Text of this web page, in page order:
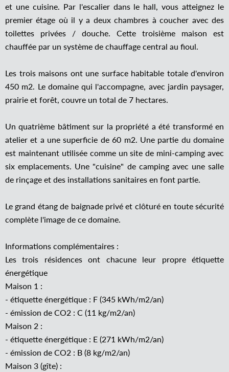
et une cuisine. Par l'escalier dans le hall, vous atteignez le
premier étage où il y a deux chambres à coucher avec des
toilettes privées / douche. Cette troisième maison est
chauffée par un système de chauffage central au fioul.
Les trois maisons ont une surface habitable totale d'environ
450 m2. Le domaine qui l'accompagne, avec jardin paysager,
prairie et forêt, couvre un total de 7 hectares.
Un quatrième bâtiment sur la propriété a été transformé en
atelier et a une superficie de 60 m2. Une partie du domaine
est maintenant utilisée comme un site de mini-camping avec
six emplacements. Une "cuisine" de camping avec une salle
de rinçage et des installations sanitaires en font partie.
Le grand étang de baignade privé et clôturé en toute sécurité
complète l'image de ce domaine.
Informations complémentaires :
Les trois résidences ont chacune leur propre étiquette
énergétique
Maison 1 :
- étiquette énergétique : F (345 kWh/m2/an)
- émission de CO2 : C (11 kg/m2/an)
Maison 2 :
- étiquette énergétique : E (271 kWh/m2/an)
- émission de CO2 : B (8 kg/m2/an)
Maison 3 (gîte) :